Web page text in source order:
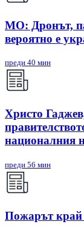
МО: Дронът,
вероятно е
преди 40 мин
Христо
националния
преди 56 мин
Пожарът край